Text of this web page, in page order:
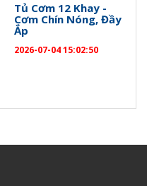
Tủ Cơm 12 Khay -
Cơm Chín Nóng, Đầy
Ắp
2026-07-04 15:02:50